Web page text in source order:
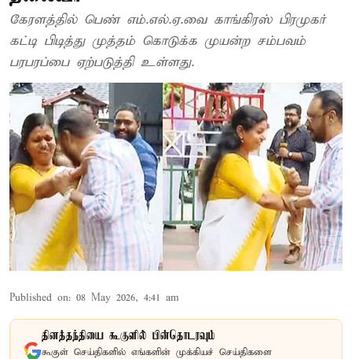
கேரளத்தில் பெண் எம்.எல்.ஏ.வை காங்கிரஸ் பிரமுகர்
கட்டி பிடித்து முத்தம் கொடுக்க முயன்ற சம்பவம்
பரபரப்பை ஏற்படுத்தி உள்ளது.
Published on: 08 May 2026, 4:41 am
தினத்தந்தியை கூகுளில் பின்தொடரவும்
கூகுள் செய்திகளில் எங்களின் முக்கியச் செய்திகளை